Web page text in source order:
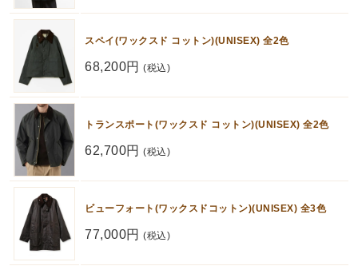
スペイ(ワックスド コットン)(UNISEX) 全2色
68,200円 (税込)
トランスポート(ワックスド コットン)(UNISEX) 全2色
62,700円 (税込)
ビューフォート(ワックスドコットン)(UNISEX) 全3色
77,000円 (税込)